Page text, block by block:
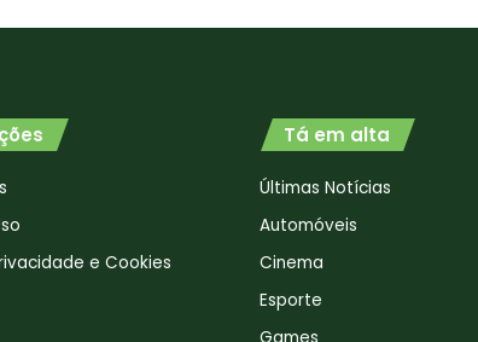
e Cookies
Tá em alta
Últimas Notícias
Automóveis
Cinema
Esporte